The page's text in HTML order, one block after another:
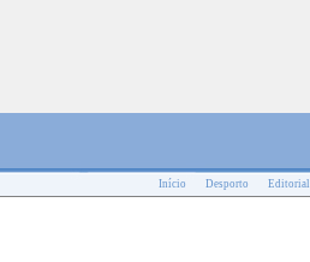
Início Desporto Editorial